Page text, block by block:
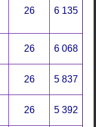
26 6 135
26 6 068
26 5 837
26 5 392